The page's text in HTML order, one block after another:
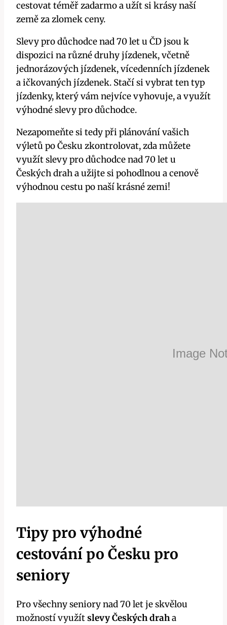
cestovat téměř zadarmo a užít si krásy naší
země za zlomek ceny.
Slevy pro důchodce nad 70 let u ČD jsou k
dispozici na různé druhy jízdenek, včetně
jednorázových jízdenek, vícedenních jízdenek
a ičkovaných jízdenek. Stačí si vybrat ten typ
jízdenky, který vám nejvíce vyhovuje, a využít
výhodné slevy pro důchodce.
Nezapomeňte si tedy při plánování vašich
výletů po Česku zkontrolovat, zda můžete
využít slevy pro důchodce nad 70 let u
Českých drah a užijte si pohodlnou a cenově
výhodnou cestu po naší krásné zemi!
Tipy pro výhodné
cestování po Česku pro
seniory
Pro všechny seniory nad 70 let je skvělou
možností využítslevy Českých draha